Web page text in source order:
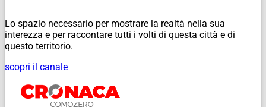
Lo spazio necessario per mostrare la realtà nella sua
interezza e per raccontare tutti i volti di questa città e di
questo territorio.
scopri il canale